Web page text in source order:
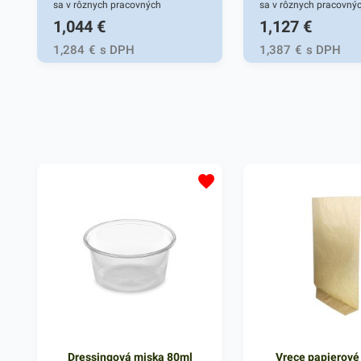
sa v rôznych pracovných
oblastiach ale aj pri univerzálnych
činnostiach vo vašej domácnosti.
Gumičky sú vhodné do tých
stabilizáciu produktov ako napr.
plagátov, časopisov, krabičiek a
podobne. Balenie obsahuje 50g
gumičiek v červenom farebnom
1,044 €
1,284 € s DPH
sa v rôznych
oblastiach ale aj pri
činnostiach vo vašej
Gumičky sú tiež
poslúžia i v prostredí,
gumičiek v modrom
prevedení a rozmere 3
1,127 €
1,387 € s DPH
Dressingová miska 80ml
Vrece papierové